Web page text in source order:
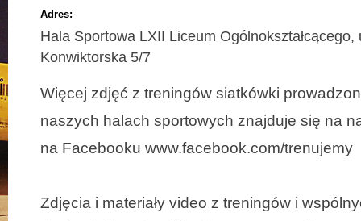
Adres:
Hala Sportowa LXII Liceum Ogólnokształcącego,
Konwiktorska 5/7
Więcej zdjęć z treningów siatkówki
naszych halach sportowych znajduje się na
na Facebooku www.facebook.com/trenujemy
Zdjęcia i materiały video z treningów i